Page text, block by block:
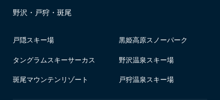
野沢・戸狩・斑尾
戸隠スキー場 黒姫高原スノーパーク
タングラムスキーサーカス 野沢温泉スキー場
斑尾マウンテンリゾート 戸狩温泉スキー場